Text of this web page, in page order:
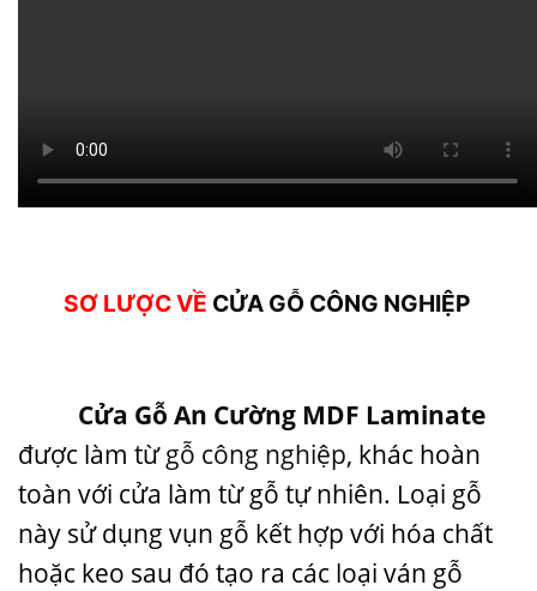
SƠ LƯỢC VỀ CỬA GỖ CÔNG NGHIỆP
Cửa Gỗ An Cường MDF Laminate
được làm từgỗ công nghiệp, khác hoàn
toàn với cửa làm từ gỗ tự nhiên. Loại gỗ
này sử dụng vụn gỗ kết hợp với hóa chất
hoặc keo sau đó tạo ra các loại ván gỗ